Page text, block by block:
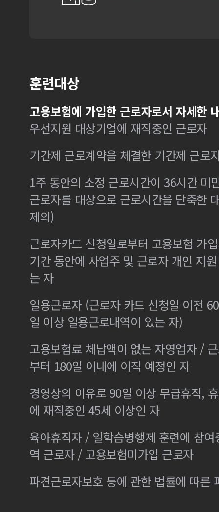
훈련대상
고용보험에 가입한 근로자로서 자세한
우선지원 대상기업에 재직중인 근로자
기간제 근로계약을 체결한 기간제 근로
1주 동안의 소정 근로시간이 36시간 미
근로자를 대상으로 근로시간을 단축한
제외)
근로자카드 신청일로부터 고용보험 가
기간 동안에 사업주 및 근로자 개인 지
는 자
일용근로자 (근로자 카드 신청일 이전
일 이상 일용근로내역이 있는 자)
고용보험료 체납액이 없는 자영업자 /
부터 180일 이내에 이직 예정인 자
경영상의 이유로 90일 이상 무급휴직,
에 재직중인 45세 이상인 자
육아휴직자 / 일학습병행제 훈련에 참
역 근로자 / 고용보험미가입 근로자
파견근로자보호 등에 관한 법률에 따른